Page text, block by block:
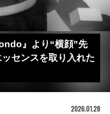
』より“横顔”先
センスを取り入れた
2026.01.28